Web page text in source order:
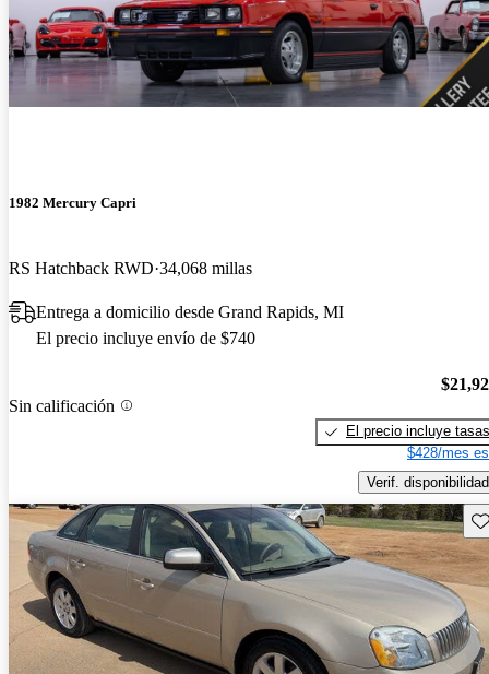
1982 Mercury Capri
RS Hatchback RWD 34,068 millas
Entrega a domicilio desde Grand Rapids, MI
El precio incluye envío de $740
Sin calificación
El precio incluye tasas
$428/mes
Verif. disponibilidad